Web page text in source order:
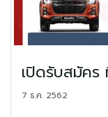
เปิดรับสมัคร
7 ธ.ค. 2562